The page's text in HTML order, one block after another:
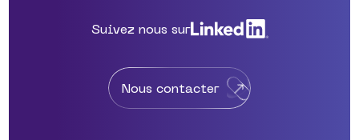
Suivez nous sur
Nous contacter